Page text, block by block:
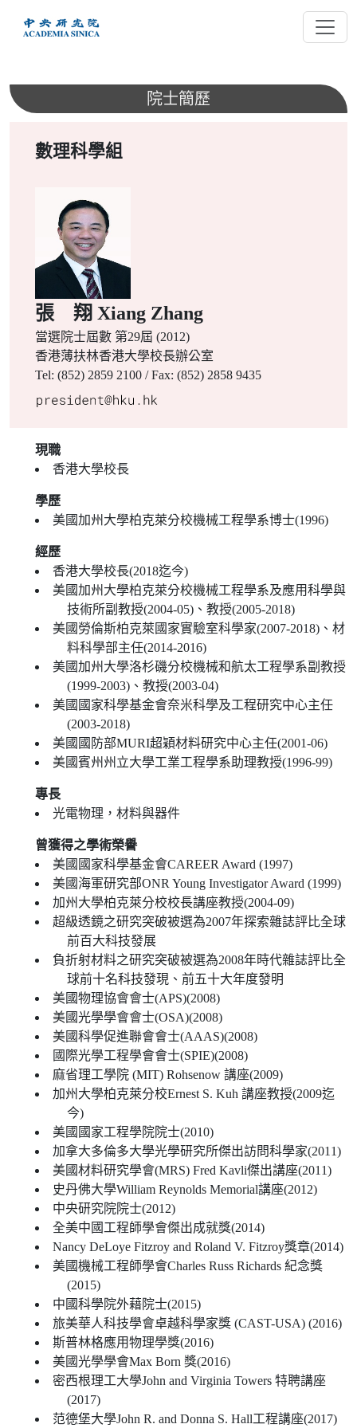
內
院士簡歷
數理科學組
張 翔 Xiang Zhang
當選院士屆數 第29屆 (2012)
香港薄扶林香港大學校長辦公室
Tel: (852) 2859 2100 / Fax: (852) 2858 9435
現職
香港大學校長
學歷
美國加州大學柏克萊分校機械工程學系博士(1996)
經歷
香港大學校長(2018迄今)
美國加州大學柏克萊分校機械工程學系及應用科學與
技術所副教授(2004-05)、教授(2005-2018)
美國勞倫斯柏克萊國家實驗室科學家(2007-2018)、材
料科學部主任(2014-2016)
美國加州大學洛杉磯分校機械和航太工程學系副教授
(1999-2003)、教授(2003-04)
美國國家科學基金會奈米科學及工程研究中心主任
(2003-2018)
美國國防部MURI超穎材料研究中心主任(2001-06)
美國賓州州立大學工業工程學系助理教授(1996-99)
專長
光電物理，材料與器件
曾獲得之學術榮譽
美國國家科學基金會CAREER Award (1997)
美國海軍研究部ONR Young Investigator Award (1999)
加州大學柏克萊分校校長講座教授(2004-09)
超級透鏡之研究突破被選為2007年探索雜誌評比全球
前百大科技發展
負折射材料之研究突破被選為2008年時代雜誌評比全
球前十名科技發現、前五十大年度發明
美國物理協會會士(APS)(2008)
美國光學學會會士(OSA)(2008)
美國科學促進聯會會士(AAAS)(2008)
國際光學工程學會會士(SPIE)(2008)
麻省理工學院 (MIT) Rohsenow 講座(2009)
加州大學柏克萊分校Ernest S. Kuh 講座教授(2009迄
今)
美國國家工程學院院士(2010)
加拿大多倫多大學光學研究所傑出訪問科學家(2011)
美國材料研究學會(MRS) Fred Kavli傑出講座(2011)
史丹佛大學William Reynolds Memorial講座(2012)
中央研究院院士(2012)
全美中國工程師學會傑出成就獎(2014)
Nancy DeLoye Fitzroy and Roland V. Fitzroy獎章(2014)
美國機械工程師學會Charles Russ Richards 紀念獎
(2015)
中國科學院外藉院士(2015)
旅美華人科技學會卓越科學家獎 (CAST-USA) (2016)
斯普林格應用物理學獎(2016)
美國光學學會Max Born 獎(2016)
密西根理工大學John and Virginia Towers 特聘講座
(2017)
范德堡大學John R. and Donna S. Hall工程講座(2017)